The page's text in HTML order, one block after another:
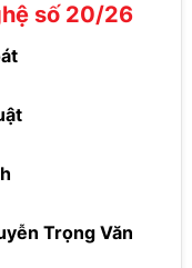
số 20/26
Trọng Văn